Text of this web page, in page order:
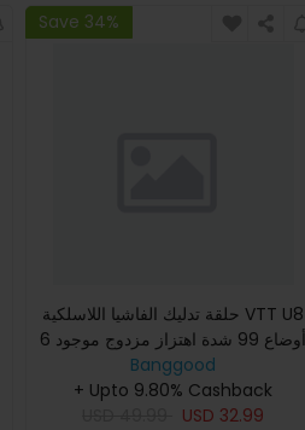
Save 34%
حلقة تدليك الفاشيا اللاسلكية VTT U8
6 أوضاع 99 شدة اهتزاز مزدوج موجود
حراري قابلة للشحن من نوع C
لتخفيف الجسم بالكامل
Banggood
+ Upto 9.80% Cashback
USD 32.99